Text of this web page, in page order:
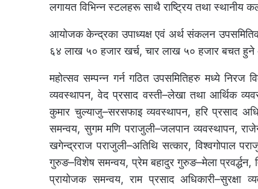
लगायत विभिन्न स्टलहरू साथै राष्ट्रिय तथा स्थानीय
आयोजक केन्द्रका उपाध्यक्ष एवं अर्थ संकलन
६४ लाख ५० हजार खर्च, चार लाख ५० हजार बचत हुने
महोत्सव सम्पन्न गर्न गठित उपसमितिहरु मध्ये निरज
व्यवस्थापन, वेद प्रसाद वस्ती–लेखा तथा आर्थिक
कुमार चुल्याजु–सरसफाइ व्यवस्थापन, हरि प्रसाद
समन्वय, सुगम मणि पराजुली–जलपान व्यवस्थापन,
खगेन्द्रराज पराजुली–अतिथि सत्कार, विश्वगोपाल
गुरुङ–विशेष समन्वय, प्रेम बहादुर गुरुङ–मेला प्रवर्द्धन,
प्रायोजक समन्वय, राम प्रसाद अधिकारी–सुरक्षा